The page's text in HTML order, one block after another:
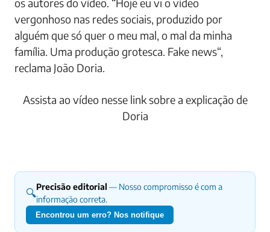
vergonhoso nas redes sociais, produzido por
alguém que só quer o meu mal, o mal da minha
família. Uma produção grotesca. Fake news“,
reclama João Doria.
Assista ao vídeo nesse link sobre a explicação de
Doria
🔍Precisão editorial — Nosso compromisso é com a
informação correta.
Encontrou um erro? Nos notifique